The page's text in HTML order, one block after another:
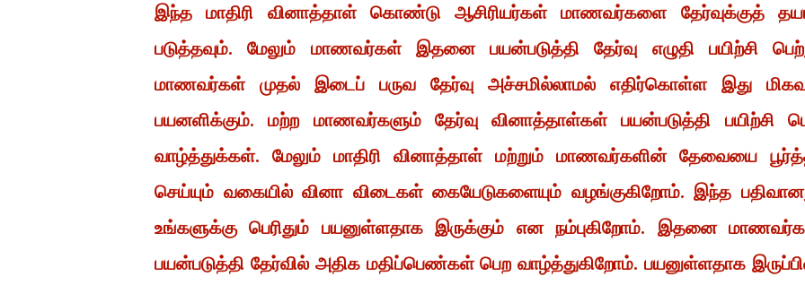
இந்த மாதிரி வினாத்தாள் கொண்டு ஆசிரியர்கள் மாணவர்களை தேர்வுக்குத்
படுத்தவும். மேலும் மாணவர்கள் இதனை பயன்படுத்தி தேர்வு எழுதி பயிற்சி
மாணவர்கள் முதல் இடைப் பருவ தேர்வு அச்சமில்லாமல் எதிர்கொள்ள இது
பயனளிக்கும். மற்ற மாணவர்களும் தேர்வு வினாத்தாள்கள் பயன்படுத்தி பயிற்சி
வாழ்த்துக்கள். மேலும் மாதிரி வினாத்தாள் மற்றும் மாணவர்களின் தேவையை
செய்யும் வகையில் வினா விடைகள் கையேடுகளையும் வழங்குகிறோம். இந்த
உங்களுக்கு பெரிதும் பயனுள்ளதாக இருக்கும் என நம்புகிறோம். இதனை
பயன்படுத்தி தேர்வில் அதிக மதிப்பெண்கள் பெற வாழ்த்துகிறோம். பயனுள்ளதாக